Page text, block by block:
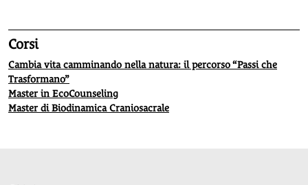
Corsi
Cambia vita camminando nella natura: il percorso “Passi che
Trasformano”
Master in EcoCounseling
Master di Biodinamica Craniosacrale